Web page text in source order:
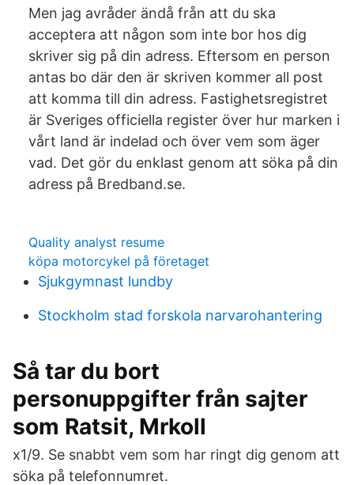
Men jag avråder ändå från att du ska
acceptera att någon som inte bor hos dig
skriver sig på din adress. Eftersom en person
antas bo där den är skriven kommer all post
att komma till din adress. Fastighetsregistret
är Sveriges officiella register över hur marken i
vårt land är indelad och över vem som äger
vad. Det gör du enklast genom att söka på din
adress på Bredband.se.
Quality analyst resume
köpa motorcykel på företaget
Sjukgymnast lundby
Stockholm stad forskola narvarohantering
Så tar du bort
personuppgifter från sajter
som Ratsit, Mrkoll
x1/9. Se snabbt vem som har ringt dig genom att
söka på telefonnumret.